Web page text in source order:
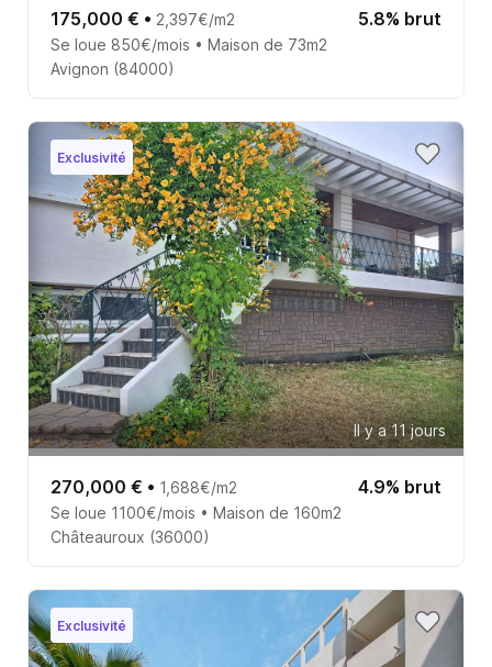
175,000 € • 2,397€/m2 5.8% brut
Se loue 850€/mois • Maison de 73m2
Avignon (84000)
Exclusivité
Il y a 11 jours
270,000 € • 1,688€/m2 4.9% brut
Se loue 1100€/mois • Maison de 160m2
Châteauroux (36000)
Exclusivité